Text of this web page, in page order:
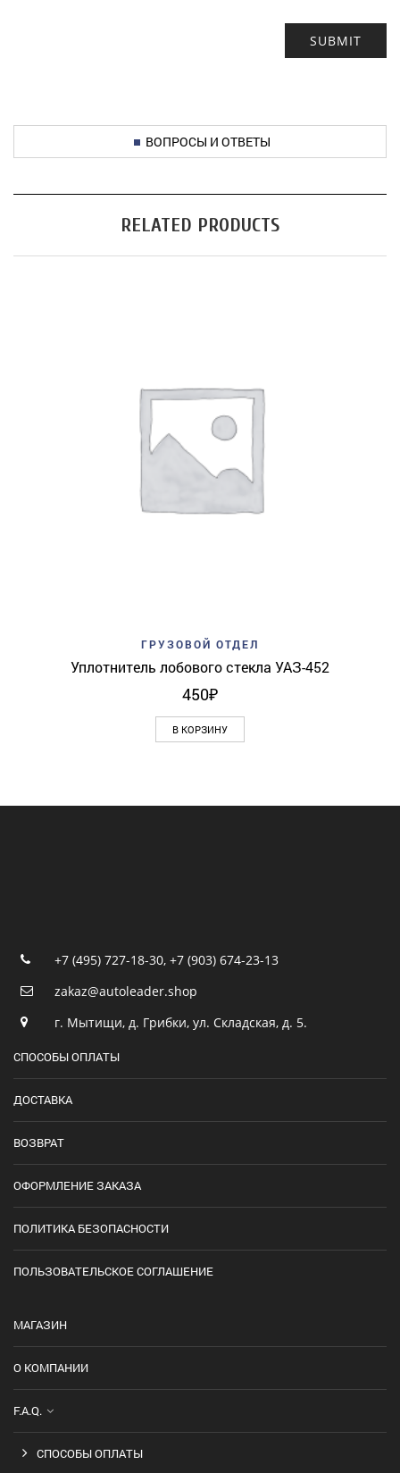
ВОПРОСЫ И ОТВЕТЫ
RELATED PRODUCTS
ГРУЗОВОЙ ОТДЕЛ
Уплотнитель лобового стекла УАЗ-452
450₽
В КОРЗИНУ
+7 (495) 727-18-30, +7 (903) 674-23-13
zakaz@autoleader.shop
г. Мытищи, д. Грибки, ул. Складская, д. 5.
СПОСОБЫ ОПЛАТЫ
ДОСТАВКА
ВОЗВРАТ
ОФОРМЛЕНИЕ ЗАКАЗА
ПОЛИТИКА БЕЗОПАСНОСТИ
ПОЛЬЗОВАТЕЛЬСКОЕ СОГЛАШЕНИЕ
МАГАЗИН
О КОМПАНИИ
F.A.Q.
СПОСОБЫ ОПЛАТЫ